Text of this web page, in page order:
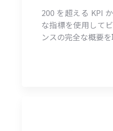
200 を超える KPI
な指標を使用して
ンスの完全な概要を